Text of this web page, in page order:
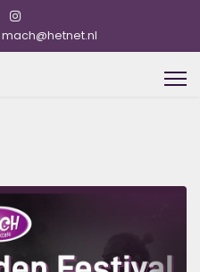
mach@hetnet.nl